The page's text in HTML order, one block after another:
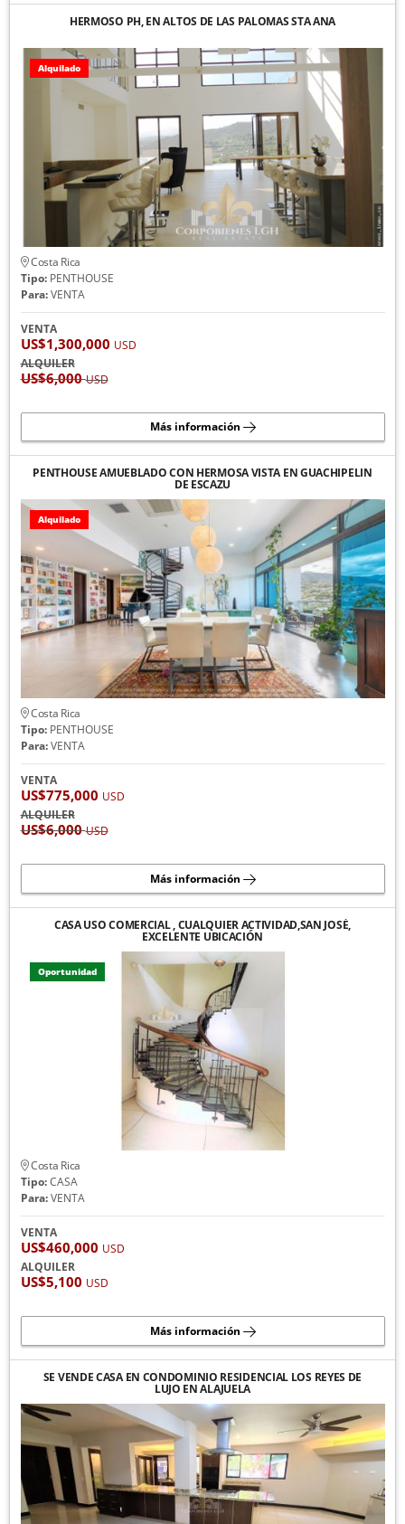
HERMOSO PH, EN ALTOS DE LAS PALOMAS STA ANA
Alquilado
Costa Rica
Tipo:PENTHOUSE
Para:VENTA
VENTA
US$1,300,000 USD
ALQUILER
US$6,000USD
Más información
PENTHOUSE AMUEBLADO CON HERMOSA VISTA EN GUACHIPELIN
DE ESCAZU
Alquilado
Costa Rica
Tipo:PENTHOUSE
Para:VENTA
VENTA
US$775,000 USD
ALQUILER
US$6,000USD
Más información
CASA USO COMERCIAL , CUALQUIER ACTIVIDAD,SAN JOSÉ,
EXCELENTE UBICACIÓN
Oportunidad
Costa Rica
Tipo:CASA
Para:VENTA
VENTA
US$460,000 USD
ALQUILER
US$5,100 USD
Más información
SE VENDE CASA EN CONDOMINIO RESIDENCIAL LOS REYES DE
LUJO EN ALAJUELA